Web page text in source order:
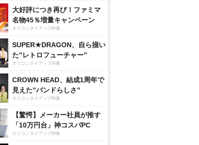
大好評につき再び！ファミマ
名物45％増量キャンペーン
オリコンタイアップ特集
SUPER★DRAGON、自ら描い
た”レトロフューチャー”
オリコンタイアップ特集
CROWN HEAD、結成1周年で
見えた”バンドらしさ”
オリコンタイアップ特集
【驚愕】メーカー社員が推す
「10万円台」神コスパPC
オリコンタイアップ特集